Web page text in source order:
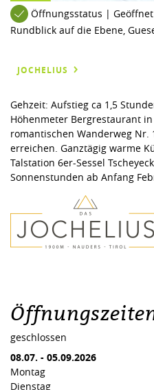
Öffnungsstatus | Geöffnet
Rundblick auf die Ebene,
JOCHELIUS
Gehzeit: Aufstieg ca 1,5
Höhenmeter Bergrestaurant
romantischen Wanderweg Nr.
erreichen. Ganztägig warme
Talstation 6er-Sessel
Sonnenstunden ab Anfang
geschlossen
08.07. - 05.09.2026
Montag
Dienstag